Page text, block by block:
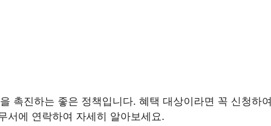
촉진하는 좋은 정책입니다. 혜택 대상이라면 꼭 신청하여
서에 연락하여 자세히 알아보세요.